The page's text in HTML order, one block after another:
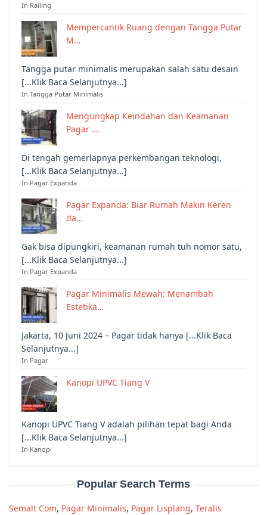
In Railing
Mempercantik Ruang dengan Tangga Putar
M…
Tangga putar minimalis merupakan salah satu desain
[...Klik Baca Selanjutnya...]
In Tangga Putar Minimalis
Mengungkap Keindahan dan Keamanan
Pagar …
Di tengah gemerlapnya perkembangan teknologi,
[...Klik Baca Selanjutnya...]
In Pagar Expanda
Pagar Expanda: Biar Rumah Makin Keren
da…
Gak bisa dipungkiri, keamanan rumah tuh nomor satu,
[...Klik Baca Selanjutnya...]
In Pagar Expanda
Pagar Minimalis Mewah: Menambah
Estetika…
Jakarta, 10 Juni 2024 – Pagar tidak hanya [...Klik Baca
Selanjutnya...]
In Pagar
Kanopi UPVC Tiang V
Kanopi UPVC Tiang V adalah pilihan tepat bagi Anda
[...Klik Baca Selanjutnya...]
In Kanopi
Popular Search Terms
Semalt Com, Pagar Minimalis, Pagar Lisplang, Teralis